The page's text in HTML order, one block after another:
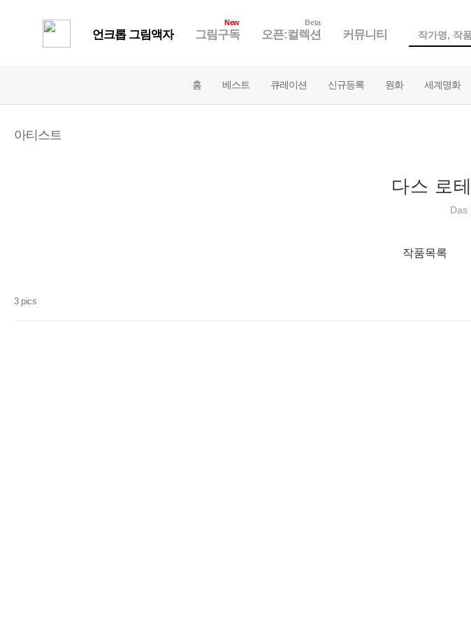
언크롭 그림액자
New
그림구독
Beta
오픈:컬렉션 커뮤니티
홈 베스트 큐레이션 신규등록 원화 세계명화
아티스트
다스 로
Das
작품목록
3 pics